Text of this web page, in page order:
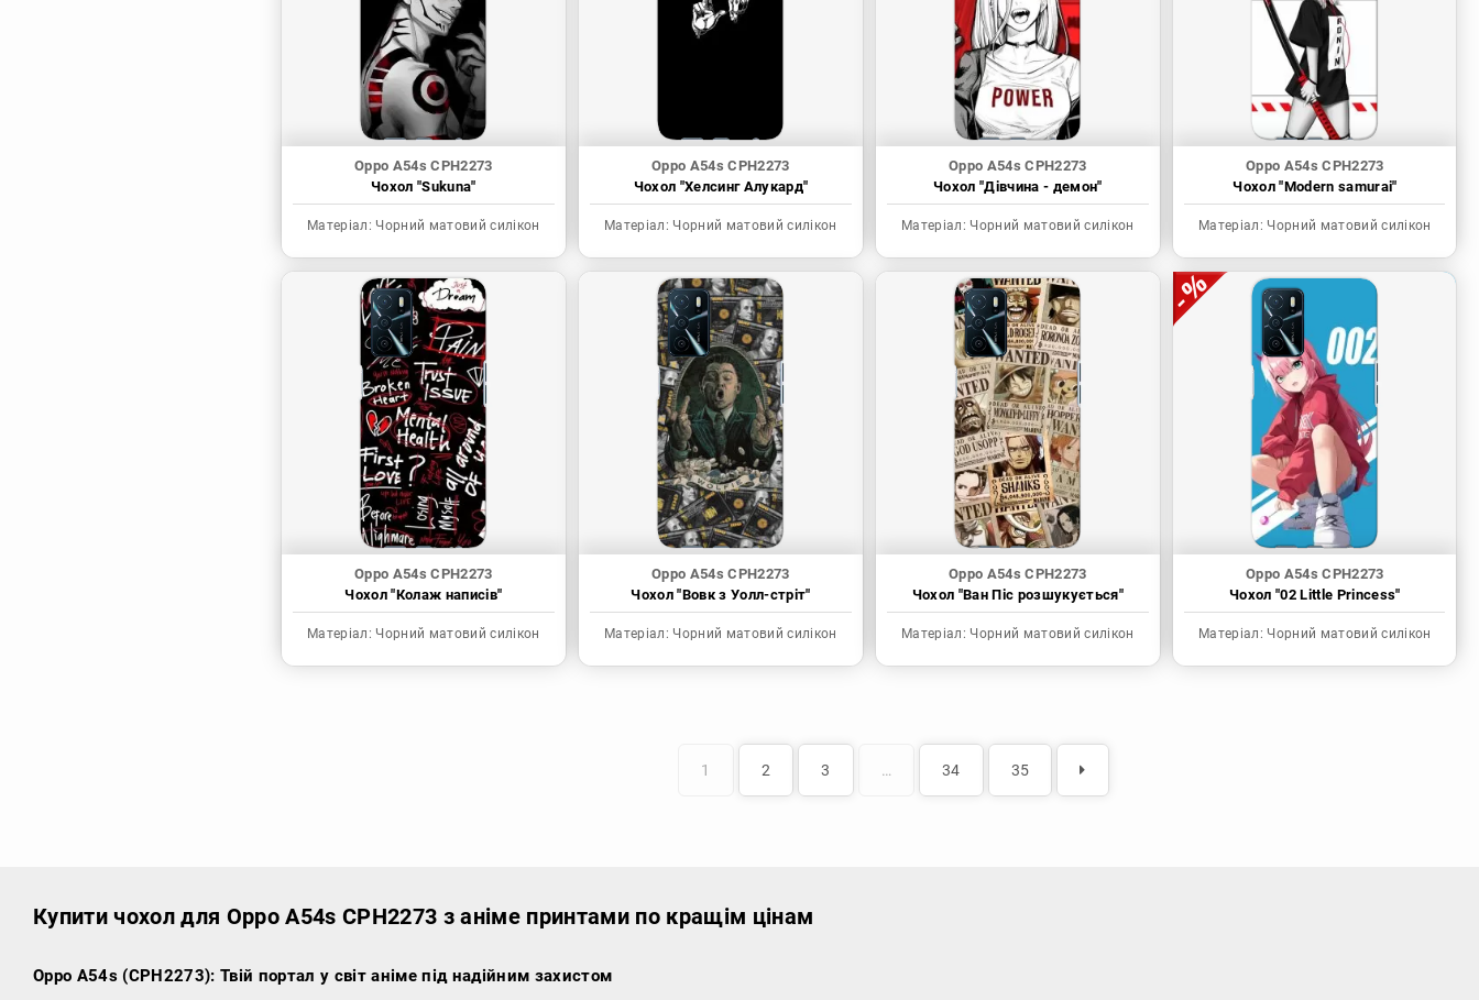
Oppo A54s CPH2273
Чохол "Sukuna"
Матеріал: Чорний матовий силікон
Oppo A54s CPH2273
Чохол "Хелсинг Алукард"
Матеріал: Чорний матовий силікон
Oppo A54s CPH2273
Чохол "Дівчина - демон"
Матеріал: Чорний матовий силікон
Oppo A54s CPH2273
Чохол "Modern samurai"
Матеріал: Чорний матовий силікон
Oppo A54s CPH2273
Чохол "Колаж написів"
Матеріал: Чорний матовий силікон
Oppo A54s CPH2273
Чохол "Вовк з Уолл-стріт"
Матеріал: Чорний матовий силікон
Oppo A54s CPH2273
Чохол "Ван Піс розшукується"
Матеріал: Чорний матовий силікон
Oppo A54s CPH2273
Чохол "02 Little Princess"
Матеріал: Чорний матовий силікон
1 2 3 … 34 35
Купити чохол для Oppo A54s CPH2273 з аніме принтами по кращім цінам
Oppo A54s (CPH2273): Твій портал у світ аніме під надійним захистом